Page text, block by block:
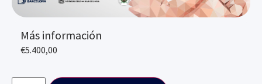
Más información
€5.400,00